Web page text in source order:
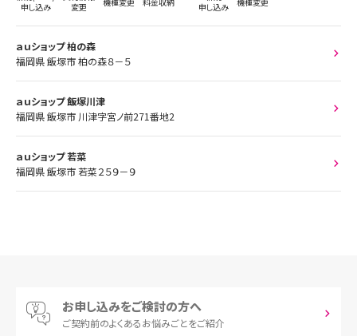
申し込み
変更
申し込み
ａｕショップ 柏の森
福岡県 飯塚市 柏の森８－５
ａｕショップ 飯塚川津
福岡県 飯塚市 川津字宮ノ前271番地2
ａｕショップ 若菜
福岡県 飯塚市 若菜２５９－９
お申し込みをご検討の方へ
ご契約前のよくあるお悩みごとをご紹介